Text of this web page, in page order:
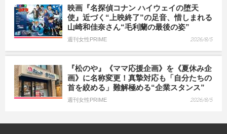
映画『名探偵コナン ハイウェイの堕天
使』近づく“上映終了”の足音、惜しまれる
山崎和佳奈さん“毛利蘭の最後の姿”
週刊女性PRIME 2026/8/5
『松のや』《ママ応援企画》を《夏休み企
画》に名称変更！真摯対応も「自分たちの
首を絞める」難解極める“企業スタンス”
週刊女性PRIME 2026/8/5